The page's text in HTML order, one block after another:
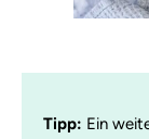
Tipp: Ein